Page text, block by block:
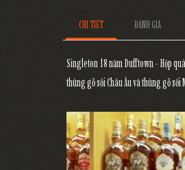
CHI TIẾT ĐÁNH GIÁ
Singleton 18 năm Dufftown - Hộp
thùng gỗ sồi Châu Âu và thùng gỗ sồi